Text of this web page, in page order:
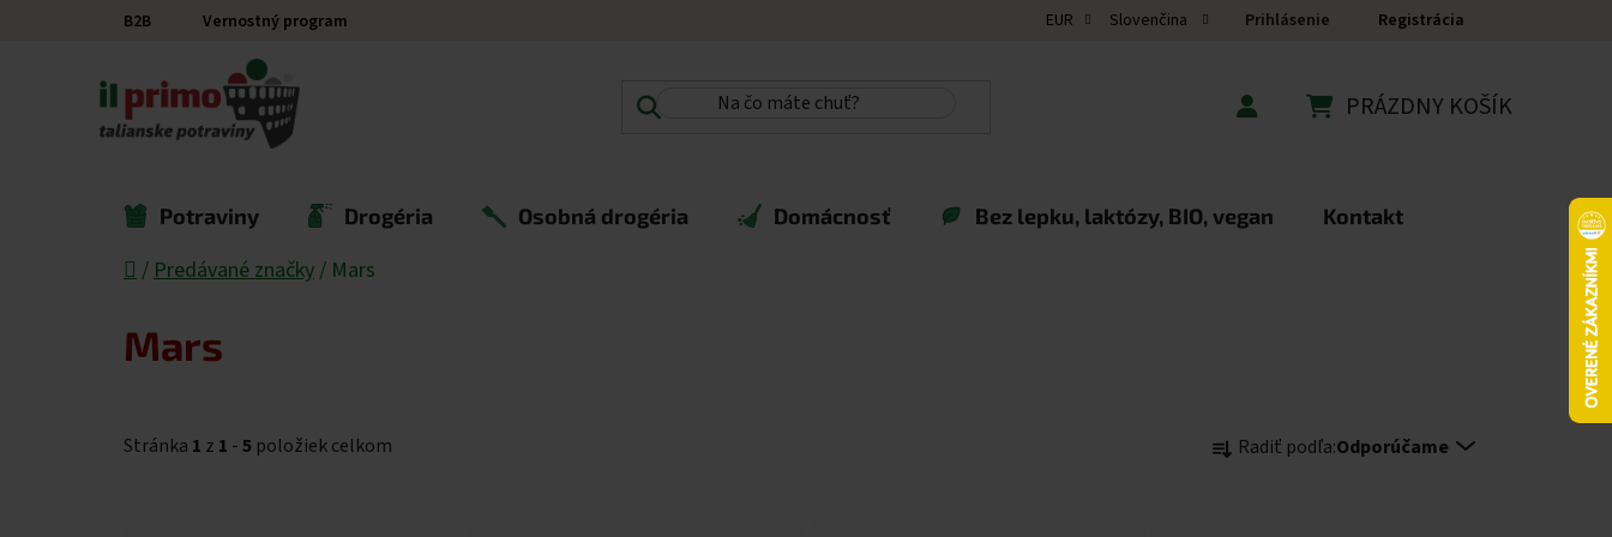
Prejsť na obsahB2B Vernostný program EUR Slovenčina Prihlásenie Registrácia
PRÁZDNY KOŠÍK
Potraviny Drogéria Osobná drogéria Domácnosť Bez lepku, laktózy, BIO, vegan Kontakt
Domov
/ Predávané značky / Mars
Mars
Stránka 1 z 1 -5 položiek celkom Radiť podľa:Odporúčame